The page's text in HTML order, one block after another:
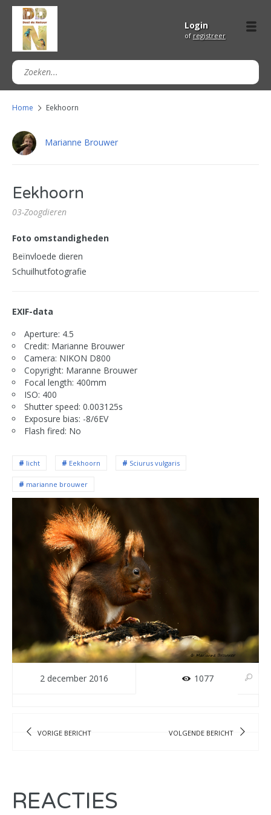
Login
of registreer
Home Eekhoorn
Marianne Brouwer
Eekhoorn
03-Zoogdieren
Foto omstandigheden
Beïnvloede dieren
Schuilhutfotografie
EXIF-data
Aperture: 4.5
Credit: Marianne Brouwer
Camera: NIKON D800
Copyright: Maranne Brouwer
Focal length: 400mm
ISO: 400
Shutter speed: 0.003125s
Exposure bias: -8/6EV
Flash fired: No
licht Eekhoorn Sciurus vulgaris
marianne brouwer
2 december 2016 1077
VORIGE BERICHT VOLGENDE BERICHT
REACTIES